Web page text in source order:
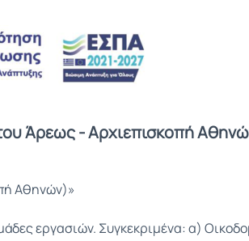
Άρεως - Αρχιεπισκοπή
Αθηνών)»
εργασιών. Συγκεκριμένα: α)